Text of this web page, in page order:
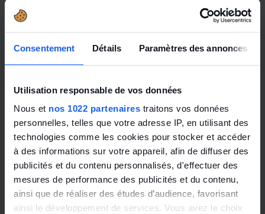
Consentement Détails Paramètres des annonces
Utilisation responsable de vos données
Nous et nos 1022 partenaires traitons vos données
personnelles, telles que votre adresse IP, en utilisant des
technologies comme les cookies pour stocker et accéder
à des informations sur votre appareil, afin de diffuser des
publicités et du contenu personnalisés, d'effectuer des
mesures de performance des publicités et du contenu,
ainsi que de réaliser des études d’audience, favorisant
ainsi le développement de services. Vous avez le choix
mise en œuvre ne lui confère pas une immunité
Conseil d’État, 4ème – 1ère chambres réunies, 7
avril 2026, n° 499350 (le refus par un salarié
protégé de rejoindre une nouvelle affectation
précise peut constituer une faute justifiant son
licenciement).
Toute l'actualité